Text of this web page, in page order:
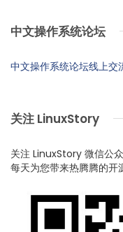
中文操作系统论坛
中文操作系统论坛线上交
关注 LinuxStory
关注 LinuxStory 微信公
每天为您带来热腾腾的开